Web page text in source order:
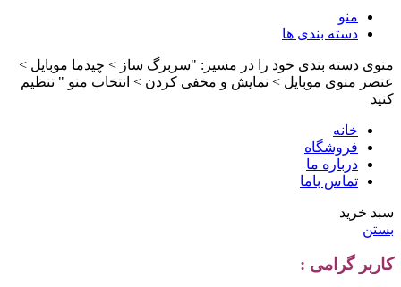
منو
دسته بندی ها
منوی دسته بندی خود را در مسیر: "سربرگ ساز > چیدما موبایل >
عنصر منوی موبایل > نمایش و مخفی کردن > انتخاب منو " تنظیم
کنید
خانه
فروشگاه
درباره ما
تماس باما
سبد خرید
بستن
کاربر گرامی :